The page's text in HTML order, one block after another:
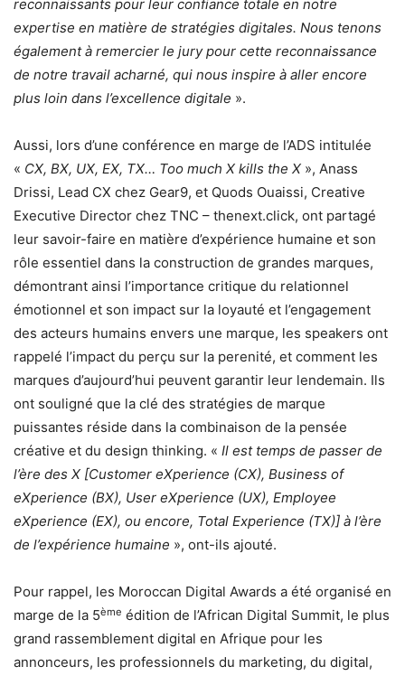
reconnaissants pour leur confiance totale en notre
expertise en matière de stratégies digitales. Nous tenons
également à remercier le jury pour cette reconnaissance
de notre travail acharné, qui nous inspire à aller encore
plus loin dans l’excellence digitale ».
Aussi, lors d’une conférence en marge de l’ADS intitulée
« CX, BX, UX, EX, TX… Too much X kills the X », Anass
Drissi, Lead CX chez Gear9, et Quods Ouaissi, Creative
Executive Director chez TNC – thenext.click, ont partagé
leur savoir-faire en matière d’expérience humaine et son
rôle essentiel dans la construction de grandes marques,
démontrant ainsi l’importance critique du relationnel
émotionnel et son impact sur la loyauté et l’engagement
des acteurs humains envers une marque, les speakers ont
rappelé l’impact du perçu sur la perenité, et comment les
marques d’aujourd’hui peuvent garantir leur lendemain. Ils
ont souligné que la clé des stratégies de marque
puissantes réside dans la combinaison de la pensée
créative et du design thinking. « Il est temps de passer de
l’ère des X [Customer eXperience (CX), Business of
eXperience (BX), User eXperience (UX), Employee
eXperience (EX), ou encore, Total Experience (TX)] à l’ère
de l’expérience humaine », ont-ils ajouté.
Pour rappel, les Moroccan Digital Awards a été organisé en
marge de la 5ème édition de l’African Digital Summit, le plus
grand rassemblement digital en Afrique pour les
annonceurs, les professionnels du marketing, du digital,